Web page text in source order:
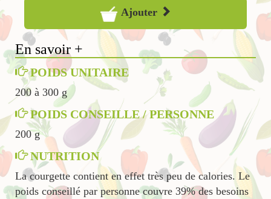
Ajouter
En savoir +
POIDS UNITAIRE
200 à 300 g
POIDS CONSEILLE / PERSONNE
200 g
NUTRITION
La courgette contient en effet très peu de calories. Le
poids conseillé par personne couvre 39% des besoins